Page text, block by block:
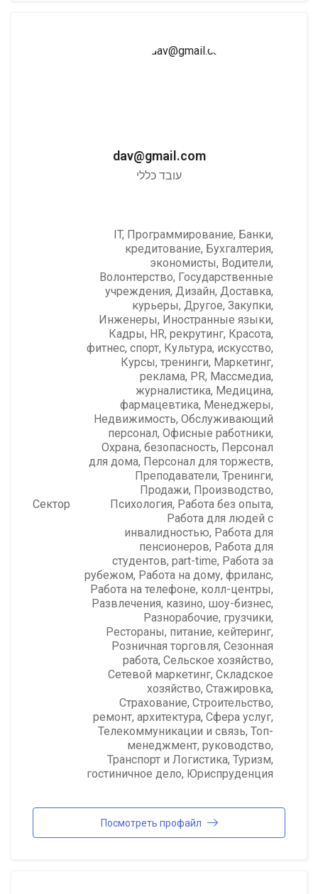
dav@gmail.com
עובד כללי
Сектор
IT, Программирование, Банки,
кредитование, Бухгалтерия,
экономисты, Водители,
Волонтерство, Государственные
учреждения, Дизайн, Доставка,
курьеры, Другое, Закупки,
Инженеры, Иностранные языки,
Кадры, HR, рекрутинг, Красота,
фитнес, спорт, Культура, искусство,
Курсы, тренинги, Маркетинг,
реклама, PR, Массмедиа,
журналистика, Медицина,
фармацевтика, Менеджеры,
Недвижимость, Обслуживающий
персонал, Офисные работники,
Охрана, безопасность, Персонал
для дома, Персонал для торжеств,
Преподаватели, Тренинги,
Продажи, Производство,
Психология, Работа без опыта,
Работа для людей с
инвалидностью, Работа для
пенсионеров, Работа для
студентов, part-time, Работа за
рубежом, Работа на дому, фриланс,
Работа на телефоне, колл-центры,
Развлечения, казино, шоу-бизнес,
Разнорабочие, грузчики,
Рестораны, питание, кейтеринг,
Розничная торговля, Сезонная
работа, Сельское хозяйство,
Сетевой маркетинг, Складское
хозяйство, Стажировка,
Страхование, Строительство,
ремонт, архитектура, Сфера услуг,
Телекоммуникации и связь, Топ-
менеджмент, руководство,
Транспорт и Логистика, Туризм,
гостиничное дело, Юриспруденция
Посмотреть профайл